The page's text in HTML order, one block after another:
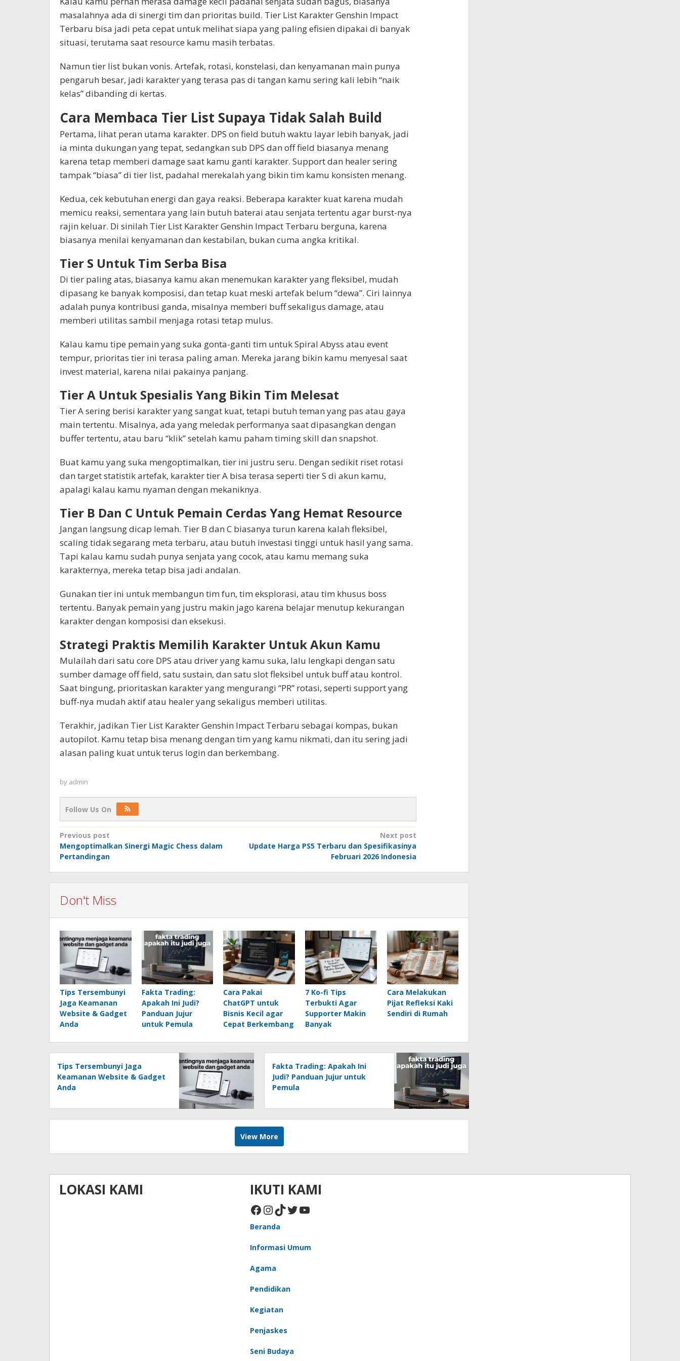
masalahnya ada di sinergi tim dan prioritas build. Tier List Karakter Genshin Impact
Terbaru bisa jadi peta cepat untuk melihat siapa yang paling efisien dipakai di banyak
situasi, terutama saat resource kamu masih terbatas.
Namun tier list bukan vonis. Artefak, rotasi, konstelasi, dan kenyamanan main punya
pengaruh besar, jadi karakter yang terasa pas di tangan kamu sering kali lebih “naik
kelas” dibanding di kertas.
Cara Membaca Tier List Supaya Tidak Salah Build
Pertama, lihat peran utama karakter. DPS on field butuh waktu layar lebih banyak, jadi
ia minta dukungan yang tepat, sedangkan sub DPS dan off field biasanya menang
karena tetap memberi damage saat kamu ganti karakter. Support dan healer sering
tampak “biasa” di tier list, padahal merekalah yang bikin tim kamu konsisten menang.
Kedua, cek kebutuhan energi dan gaya reaksi. Beberapa karakter kuat karena mudah
memicu reaksi, sementara yang lain butuh baterai atau senjata tertentu agar burst-nya
rajin keluar. Di sinilah Tier List Karakter Genshin Impact Terbaru berguna, karena
biasanya menilai kenyamanan dan kestabilan, bukan cuma angka kritikal.
Tier S Untuk Tim Serba Bisa
Di tier paling atas, biasanya kamu akan menemukan karakter yang fleksibel, mudah
dipasang ke banyak komposisi, dan tetap kuat meski artefak belum “dewa”. Ciri lainnya
adalah punya kontribusi ganda, misalnya memberi buff sekaligus damage, atau
memberi utilitas sambil menjaga rotasi tetap mulus.
Kalau kamu tipe pemain yang suka gonta-ganti tim untuk Spiral Abyss atau event
tempur, prioritas tier ini terasa paling aman. Mereka jarang bikin kamu menyesal saat
invest material, karena nilai pakainya panjang.
Tier A Untuk Spesialis Yang Bikin Tim Melesat
Tier A sering berisi karakter yang sangat kuat, tetapi butuh teman yang pas atau gaya
main tertentu. Misalnya, ada yang meledak performanya saat dipasangkan dengan
buffer tertentu, atau baru “klik” setelah kamu paham timing skill dan snapshot.
Buat kamu yang suka mengoptimalkan, tier ini justru seru. Dengan sedikit riset rotasi
dan target statistik artefak, karakter tier A bisa terasa seperti tier S di akun kamu,
apalagi kalau kamu nyaman dengan mekaniknya.
Tier B Dan C Untuk Pemain Cerdas Yang Hemat Resource
Jangan langsung dicap lemah. Tier B dan C biasanya turun karena kalah fleksibel,
scaling tidak segarang meta terbaru, atau butuh investasi tinggi untuk hasil yang sama.
Tapi kalau kamu sudah punya senjata yang cocok, atau kamu memang suka
karakternya, mereka tetap bisa jadi andalan.
Gunakan tier ini untuk membangun tim fun, tim eksplorasi, atau tim khusus boss
tertentu. Banyak pemain yang justru makin jago karena belajar menutup kekurangan
karakter dengan komposisi dan eksekusi.
Strategi Praktis Memilih Karakter Untuk Akun Kamu
Mulailah dari satu core DPS atau driver yang kamu suka, lalu lengkapi dengan satu
sumber damage off field, satu sustain, dan satu slot fleksibel untuk buff atau kontrol.
Saat bingung, prioritaskan karakter yang mengurangi “PR” rotasi, seperti support yang
buff-nya mudah aktif atau healer yang sekaligus memberi utilitas.
Terakhir, jadikan Tier List Karakter Genshin Impact Terbaru sebagai kompas, bukan
autopilot. Kamu tetap bisa menang dengan tim yang kamu nikmati, dan itu sering jadi
alasan paling kuat untuk terus login dan berkembang.
by admin
Follow Us On
Post
navigation
Previous post
Mengoptimalkan Sinergi Magic Chess dalam
Pertandingan
Next post
Update Harga PS5 Terbaru dan Spesifikasinya
Februari 2026 Indonesia
Don't Miss
Tips Tersembunyi
Jaga Keamanan
Website & Gadget
Anda
Fakta Trading:
Apakah Ini Judi?
Panduan Jujur
untuk Pemula
Cara Pakai
ChatGPT untuk
Bisnis Kecil agar
Cepat Berkembang
7 Ko-fi Tips
Terbukti Agar
Supporter Makin
Banyak
Cara Melakukan
Pijat Refleksi Kaki
Sendiri di Rumah
Tips Tersembunyi Jaga
Keamanan Website & Gadget
Anda
Fakta Trading: Apakah Ini
Judi? Panduan Jujur untuk
Pemula
View More
LOKASI KAMI IKUTI KAMI
Facebook
Instagram
TikTok
Twitter
YouTube
Beranda
Informasi Umum
Agama
Pendidikan
Kegiatan
Penjaskes
Seni Budaya